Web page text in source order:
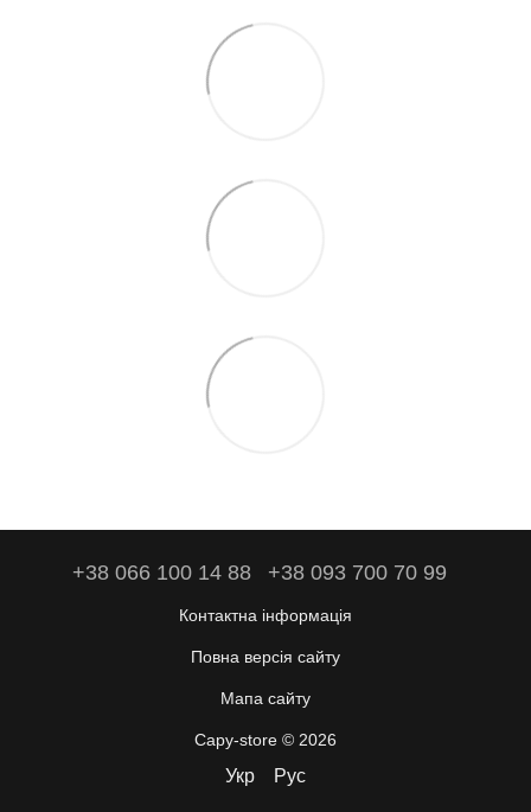
+38 066 100 14 88 +38 093 700 70 99
Контактна інформація
Повна версія сайту
Мапа сайту
Capy-store © 2026
Укр Рус